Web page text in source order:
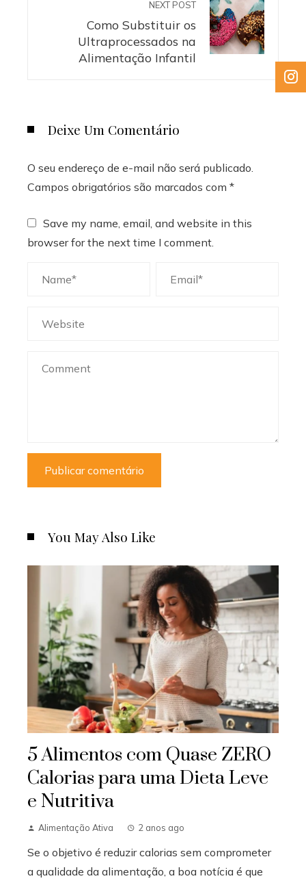
NEXT POST
Como Substituir os
Ultraprocessados na
Alimentação Infantil
Deixe Um Comentário
O seu endereço de e-mail não será publicado.
Campos obrigatórios são marcados com *
Save my name, email, and website in this
browser for the next time I comment.
You May Also Like
5 Alimentos com Quase ZERO
Calorias para uma Dieta Leve
e Nutritiva
Alimentação Ativa 2 anos ago
Se o objetivo é reduzir calorias sem comprometer
a qualidade da alimentação, a boa notícia é que